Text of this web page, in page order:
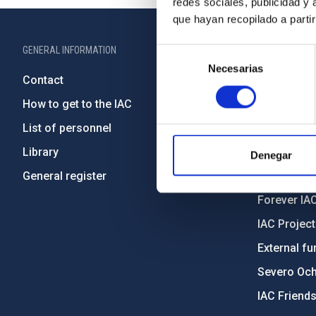
que hayan recopilado a
consentimiento
Necesarias
Denegar
GENERAL INFORMATION
Contact
How to get to the IAC
List of personnel
Library
General register
Code of
Gender
Forever
IAC
External
Severo
IAC Friends